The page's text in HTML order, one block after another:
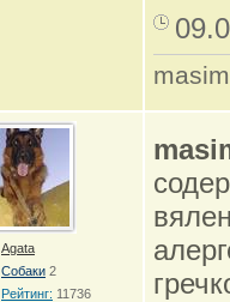
Agata
Собаки 2
Рейтинг: 11736